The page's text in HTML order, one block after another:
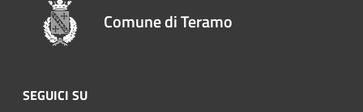
Comune di Teramo
SEGUICI SU